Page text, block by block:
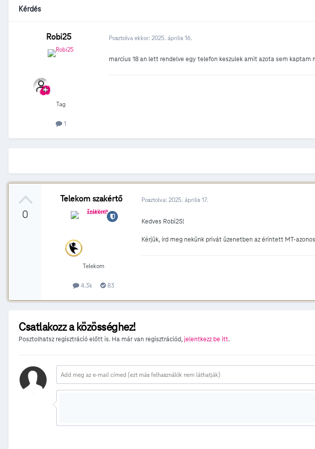
Kérdés
Robi25
Tag
1
Posztolva ekkor: 2025. április 16.
marcius 18 an lett rendelve egy telefon keszulek amit azota sem
0
Telekom szakértő
Telekom
4.3k 83
Posztolva: 2025. április 17.
Kedves Robi25!
Kérjük, írd meg nekünk privát üzenetben az érintett MT-
Csatlakozz a közösséghez!
Posztolhatsz regisztráció előtt is. Ha már van regisztrációd,jelentkezz be itt.